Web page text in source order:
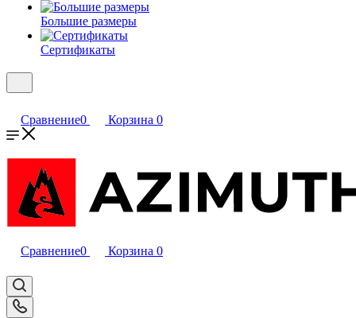
Большие размеры
Сертификаты
Сравнение0 Корзина 0
Сравнение0 Корзина 0